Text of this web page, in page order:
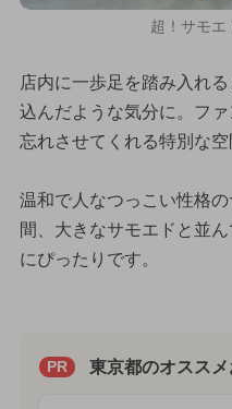
超！サモエ
店内に一歩足を踏み入れ
込んだような気分に。フ
忘れさせてくれる特別な空
温和で人なつっこい性格
間、大きなサモエドと並
にぴったりです。
PR 東京都のオスス